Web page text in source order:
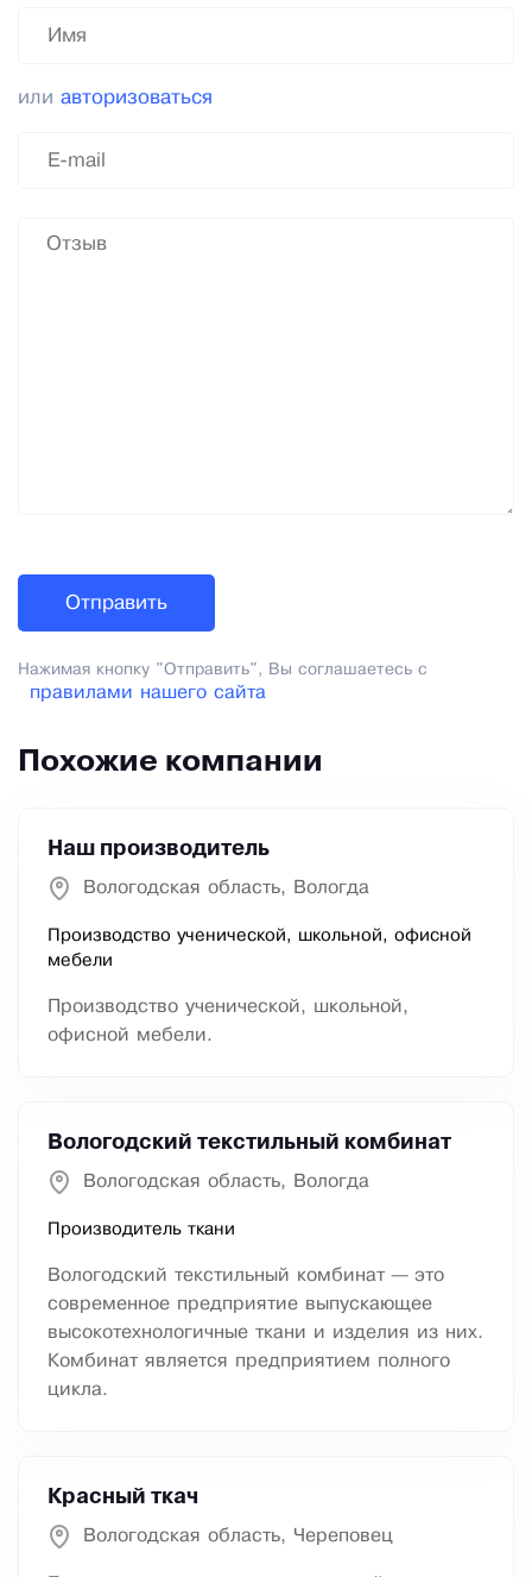
или авторизоваться
Нажимая кнопку "Отправить", Вы соглашаетесь с
правилами нашего сайта
Похожие компании
Наш производитель
Вологодская область, Вологда
Производство ученической, школьной, офисной
мебели
Производство ученической, школьной,
офисной мебели.
Вологодский текстильный комбинат
Вологодская область, Вологда
Производитель ткани
Вологодский текстильный комбинат — это
современное предприятие выпускающее
высокотехнологичные ткани и изделия из них.
Комбинат является предприятием полного
цикла.
Красный ткач
Вологодская область, Череповец